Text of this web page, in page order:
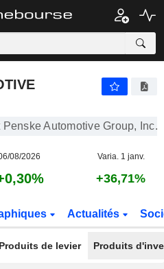
Automotive Group, Inc.
08/2026 Varia. 1 janv.
+36,71%
Actualités
Produits de levier Produits